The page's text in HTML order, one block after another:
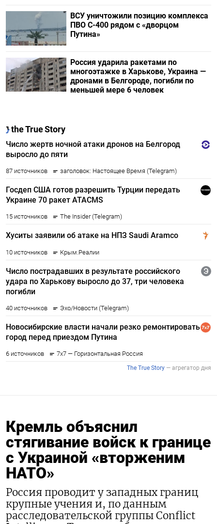
ВСУ уничтожили позицию комплекса
ПВО С-400 рядом с «дворцом
Путина»
Россия ударила ракетами по
многоэтажке в Харькове, Украина —
дронами в Белгороде, погибли по
меньшей мере 6 человек
Кремль объяснил
стягивание войск к границе
с Украиной «вторженим
НАТО»
Россия проводит у западных границ
крупные учения и, по данным
расследовательской группы Conflict